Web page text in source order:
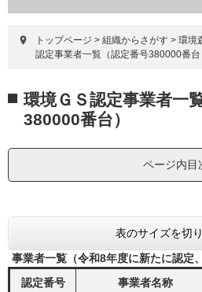
て
象
トップページ > 組織からさがす > 環境
認定事業者一覧（認定番号380000番台
文 環境ＧＳ認定事業者一
380000番台）
ページ内目
表のサイズを切
事業者一覧（令和8年度に新たに認定
認定番号
事業者名称